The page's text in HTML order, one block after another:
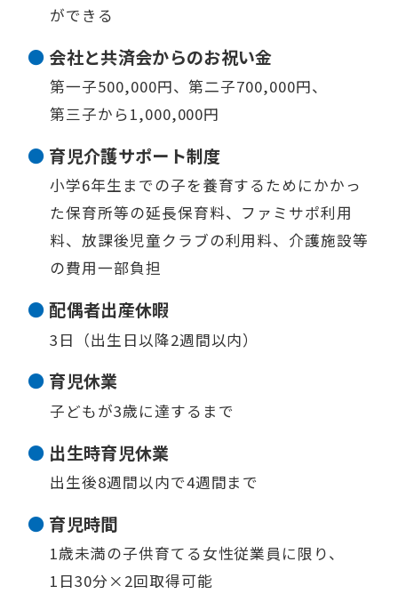
ができる
会社と共済会からのお祝い金
第一子500,000円、第二子700,000円、
第三子から1,000,000円
育児介護サポート制度
小学6年生までの子を養育するためにかかっ
た保育所等の延長保育料、 ファミサポ利用
料、放課後児童クラブの利用料、介護施設等
の費用一部負担
配偶者出産休暇
3日（出生日以降2週間以内）
育児休業
子どもが3歳に達するまで
出生時育児休業
出生後8週間以内で4週間まで
育児時間
1歳未満の子供育てる女性従業員に限り、
1日30分×2回取得可能